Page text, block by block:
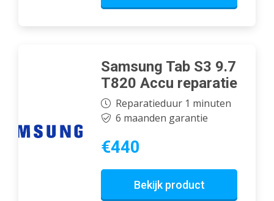
Samsung Tab S3 9.7
T820 Accu reparatie
Reparatieduur 1 minuten
6 maanden garantie
€440
Bekijk product